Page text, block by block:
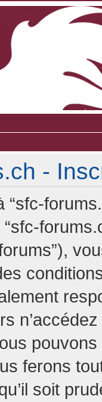
-
“sfc-
“sfc-
ferons
soit